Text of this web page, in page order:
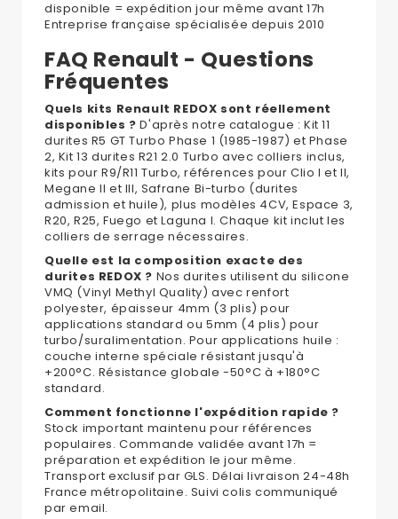
disponible = expédition jour même avant 17h
Entreprise française spécialisée depuis 2010
FAQ Renault - Questions
Fréquentes
Quels kits Renault REDOX sont réellement
disponibles ? D'après notre catalogue : Kit 11
durites R5 GT Turbo Phase 1 (1985-1987) et Phase
2, Kit 13 durites R21 2.0 Turbo avec colliers inclus,
kits pour R9/R11 Turbo, références pour Clio I et II,
Megane II et III, Safrane Bi-turbo (durites
admission et huile), plus modèles 4CV, Espace 3,
R20, R25, Fuego et Laguna I. Chaque kit inclut les
colliers de serrage nécessaires.
Quelle est la composition exacte des
durites REDOX ? Nos durites utilisent du silicone
VMQ (Vinyl Methyl Quality) avec renfort
polyester, épaisseur 4mm (3 plis) pour
applications standard ou 5mm (4 plis) pour
turbo/suralimentation. Pour applications huile :
couche interne spéciale résistant jusqu'à
+200°C. Résistance globale -50°C à +180°C
standard.
Comment fonctionne l'expédition rapide ?
Stock important maintenu pour références
populaires. Commande validée avant 17h =
préparation et expédition le jour même.
Transport exclusif par GLS. Délai livraison 24-48h
France métropolitaine. Suivi colis communiqué
par email.